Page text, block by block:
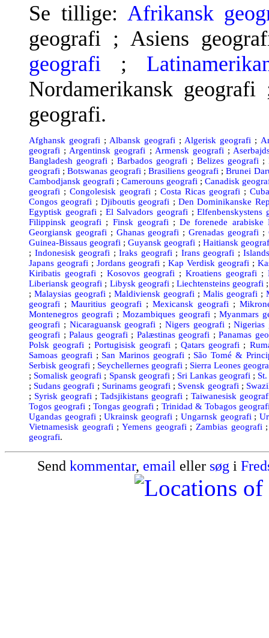
Se tillige: Afrikansk
geografi ; Asiens
geografi ;
Nordamerikansk geografi
geografi.
Afghansk geografi ;Albansk geografi ;Algerisk geografi ;
geografi ;Argentinsk geografi ; Armensk geografi ;
Bangladesh geografi ; Barbados geografi ; Belizes geografi ;
geografi ;Botswanas geografi ;Brasiliens geografi ;Brunei
Cambodjansk geografi ; Camerouns geografi ; Canadisk
geografi ; Congolesisk geografi ; Costa Ricas geografi ;
Congos geografi ; Djiboutis geografi ; Den Dominikanske
Egyptisk geografi; El Salvadors geografi ;Elfenbenskystens
Filippinsk geografi ; Finsk geografi;De forenede arabiske
Georgiansk geografi; Ghanas geografi ;Grenadas geografi;
Guinea-Bissaus geografi ;Guyansk geografi ; Haitiansk
; Indonesisk geografi ;Iraks geografi; Irans geografi ;
Japans geografi ; Jordans geografi ; Kap Verdisk geografi ;
Kiribatis geografi; Kosovos geografi ;Kroatiens geografi;
Liberiansk geografi ; Libysk geografi; Liechtensteins geografi
; Malaysias geografi ; Maldiviensk geografi ; Malis geografi ;
geografi ;Mauritius geografi ;Mexicansk geografi ;
Montenegros geografi; Mozambiques geografi;Myanmars
geografi ; Nicaraguansk geografi ;Nigers geografi;Nigerias
geografi ;Palaus geografi; Palæstinas geografi ;Panamas
Polsk geografi ; Portugisisk geografi ; Qatars geografi ;
Samoas geografi; San Marinos geografi; São Tomé &
Serbisk geografi ; Seychellernes geografi ; Sierra Leones
; Somalisk geografi ; Spansk geografi; Sri Lankas geografi ;
; Sudans geografi ; Surinams geografi ; Svensk geografi;
; Syrisk geografi; Tadsjikistans geografi; Taiwanesisk
Togos geografi ; Tongas geografi ; Trinidad & Tobagos
Ugandas geografi;Ukrainsk geografi ; Ungarnsk geografi;
Vietnamesisk geografi;Yemens geografi;Zambias geografi
geografi.
Send kommentar, email eller søg i